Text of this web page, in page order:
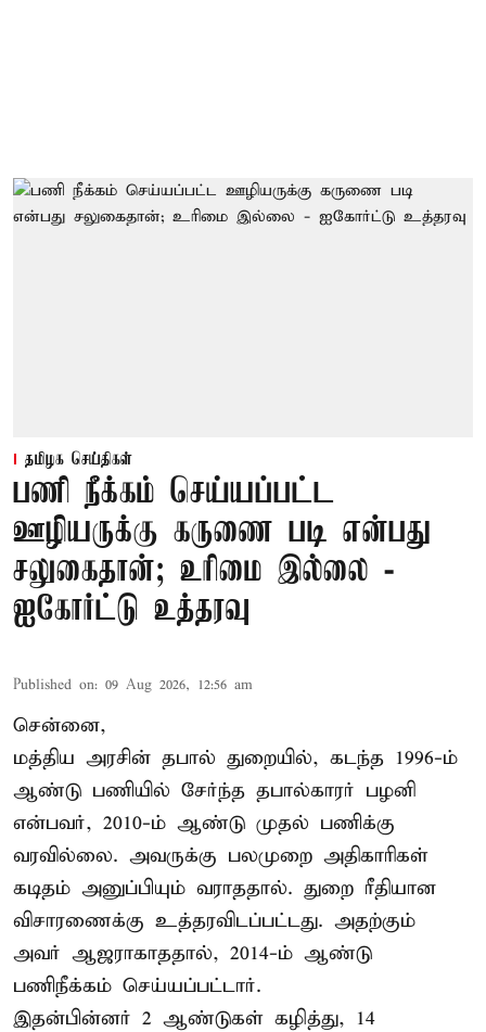
தமிழக செய்திகள்
பணி நீக்கம் செய்யப்பட்ட
ஊழியருக்கு கருணை படி என்பது
சலுகைதான்; உரிமை இல்லை -
ஐகோர்ட்டு உத்தரவு
Published on: 09 Aug 2026, 12:56 am
சென்னை,
மத்திய அரசின் தபால் துறையில், கடந்த 1996-ம்
ஆண்டு பணியில் சேர்ந்த தபால்காரர் பழனி
என்பவர், 2010-ம் ஆண்டு முதல் பணிக்கு
வரவில்லை. அவருக்கு பலமுறை அதிகாரிகள்
கடிதம் அனுப்பியும் வராததால். துறை ரீதியான
விசாரணைக்கு உத்தரவிடப்பட்டது. அதற்கும்
அவர் ஆஜராகாததால், 2014-ம் ஆண்டு
பணிநீக்கம் செய்யப்பட்டார்.
இதன்பின்னர் 2 ஆண்டுகள் கழித்து, 14